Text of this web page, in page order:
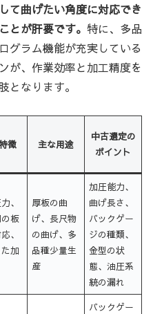
て曲げたい角度に対応でき
とが肝要です。 特に、多品
グラム機能が充実している
が、作業効率と加工精度を
となります。
徴 主な用途
中古選定の
ポイント
、
板
、
加
厚板の曲
げ、長尺物
の曲げ、多
品種少量生
産
加圧能力、
曲げ長さ、
バックゲー
ジの種類、
金型の状
態、油圧系
統の漏れ
バックゲー